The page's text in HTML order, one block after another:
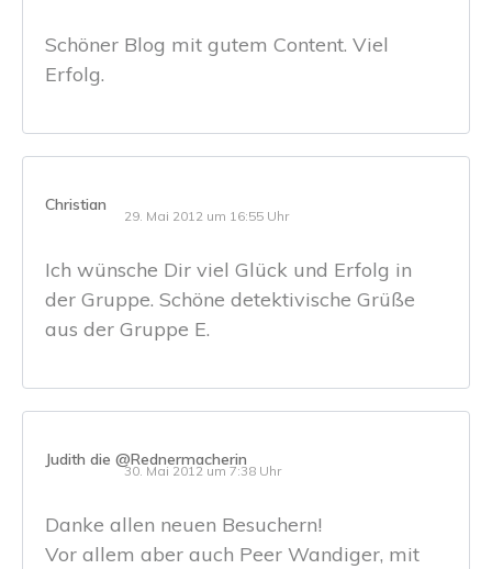
Schöner Blog mit gutem Content. Viel
Erfolg.
Christian
29. Mai 2012 um 16:55 Uhr
Ich wünsche Dir viel Glück und Erfolg in
der Gruppe. Schöne detektivische Grüße
aus der Gruppe E.
Judith die @Rednermacherin
30. Mai 2012 um 7:38 Uhr
Danke allen neuen Besuchern!
Vor allem aber auch Peer Wandiger, mit